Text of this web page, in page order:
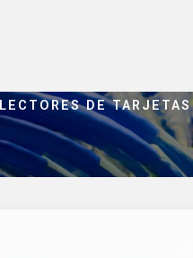
LECTORES DE TARJETAS